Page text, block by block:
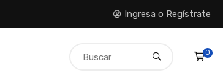
Ingresa o Regístrate
0